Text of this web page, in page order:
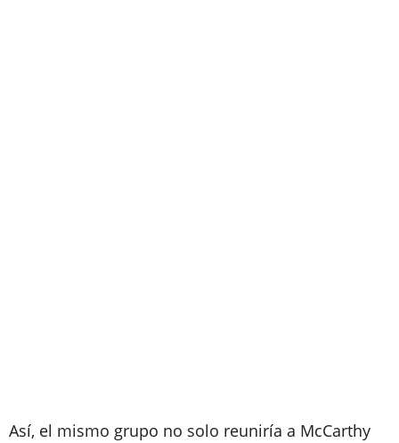
Así, el mismo grupo no solo reuniría a McCarthy